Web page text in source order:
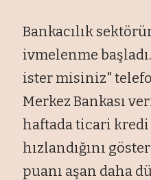
Bankacılık
ivmelenme
ister misiniz"
Merkez Bankası
haftada ticari
hızlandığını
puanı aşan daha